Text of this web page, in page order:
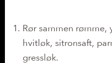
Slik gjør du det
Rør sammen
hvitløk, sitronsaft,
gressløk.